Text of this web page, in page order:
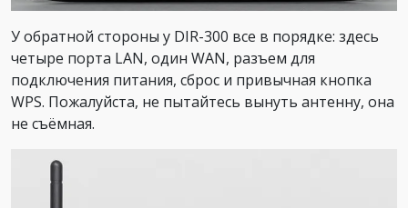
У обратной стороны у DIR-300 все в порядке: здесь
четыре порта LAN, один WAN, разъем для
подключения питания, сброс и привычная кнопка
WPS. Пожалуйста, не пытайтесь вынуть антенну, она
не съёмная.